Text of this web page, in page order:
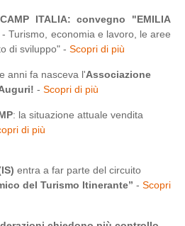
ITALIA: convegno "EMILIA
- Turismo, economia e lavoro, le aree
di sviluppo" - Scopri di più
anni fa nasceva l'Associazione
- Scopri di più
: la situazione attuale vendita
di più
entra a far parte del circuito
del Turismo Itinerante” - Scopri